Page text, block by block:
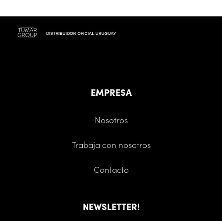
EMPRESA
Nosotros
Trabaja con nosotros
Contacto
NEWSLETTER!